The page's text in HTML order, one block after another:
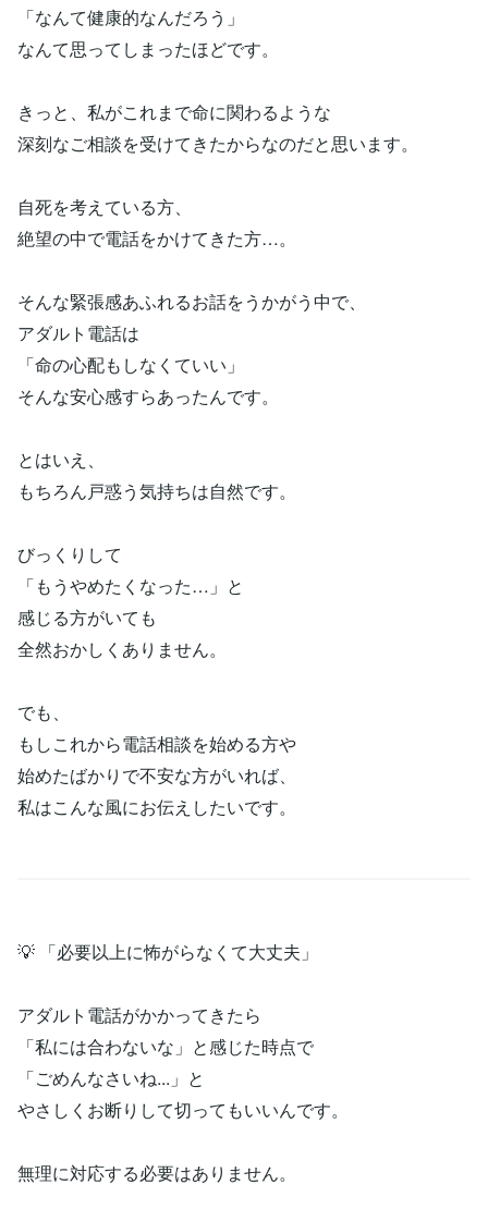
「なんて健康的なんだろう」
なんて思ってしまったほどです。
きっと、私がこれまで命に関わるような
深刻なご相談を受けてきたからなのだと思います。
自死を考えている方、
絶望の中で電話をかけてきた方…。
そんな緊張感あふれるお話をうかがう中で、
アダルト電話は
「命の心配もしなくていい」
そんな安心感すらあったんです。
とはいえ、
もちろん戸惑う気持ちは自然です。
びっくりして
「もうやめたくなった…」と
感じる方がいても
全然おかしくありません。
でも、
もしこれから電話相談を始める方や
始めたばかりで不安な方がいれば、
私はこんな風にお伝えしたいです。
💡 「必要以上に怖がらなくて大丈夫」
アダルト電話がかかってきたら
「私には合わないな」と感じた時点で
「ごめんなさいね...」と
やさしくお断りして切ってもいいんです。
無理に対応する必要はありません。